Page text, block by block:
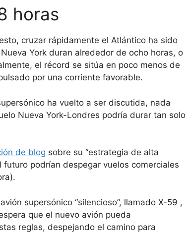
horas
cruzar rápidamente el Atlántico ha sido
York duran alrededor de ocho horas, o
el récord se sitúa en poco menos de
por una corriente favorable.
ha vuelto a ser discutida, nada
Nueva York-Londres podría durar tan solo
de blog sobre su “estrategia de alta
podrían despegar vuelos comerciales
supersónico “silencioso”, llamado X-59 ,
que el nuevo avión pueda
reglas, despejando el camino para